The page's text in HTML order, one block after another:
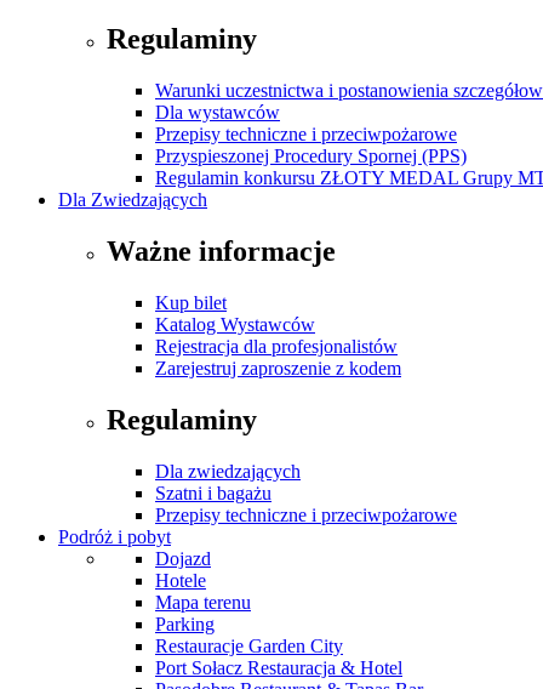
Regulaminy
Warunki uczestnictwa i postanowienia
Dla wystawców
Przepisy techniczne i przeciwpożarowe
Przyspieszonej Procedury Spornej (PPS)
Regulamin konkursu ZŁOTY MEDAL Grupy
Dla Zwiedzających
Ważne informacje
Kup bilet
Katalog Wystawców
Rejestracja dla profesjonalistów
Zarejestruj zaproszenie z kodem
Regulaminy
Dla zwiedzających
Szatni i bagażu
Przepisy techniczne i przeciwpożarowe
Podróż i pobyt
Dojazd
Hotele
Mapa terenu
Parking
Restauracje Garden City
Port Sołacz Restauracja & Hotel